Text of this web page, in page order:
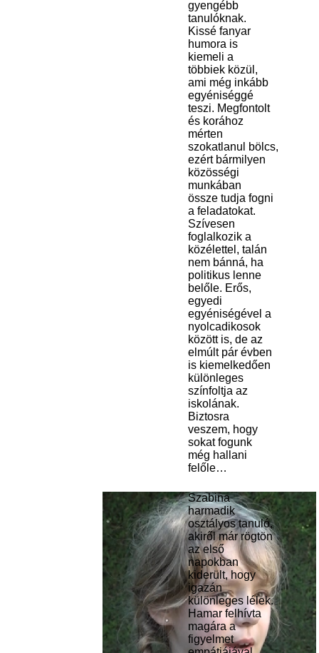
gyengébb
tanulóknak.
Kissé fanyar
humora is
kiemeli a
többiek közül,
ami még inkább
egyéniséggé
teszi. Megfontolt
és korához
mérten
szokatlanul bölcs,
ezért bármilyen
közösségi
munkában
össze tudja fogni
a feladatokat.
Szívesen
foglalkozik a
közélettel, talán
nem bánná, ha
politikus lenne
belőle. Erős,
egyedi
egyéniségével a
nyolcadikosok
között is, de az
elmúlt pár évben
is kiemelkedően
különleges
színfoltja az
iskolának.
Biztosra
veszem, hogy
sokat fogunk
még hallani
felőle…
Szabina
harmadik
osztályos tanuló,
akiről már rögtön
az első
napokban
kiderült, hogy
igazán
különleges lélek.
Hamar felhívta
magára a
figyelmet